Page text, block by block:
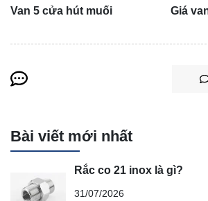
Van 5 cửa hút muối
Giá
Bài viết mới nhất
Rắc co 21 inox là gì?
31/07/2026